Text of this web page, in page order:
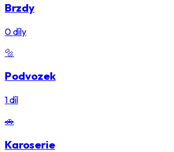
Brzdy
0díly
🔩
Podvozek
1díl
🚗
Karoserie